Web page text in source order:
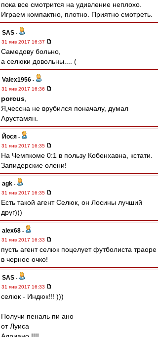
пока все смотрится на удивление неплохо.
Играем компактно, плотно. Приятно смотреть.
SAS -
31 янв 2017 16:37
Самедову больно,
а селюки довольны.... (
Valex1956 -
31 янв 2017 16:36
porcus
Я,чессна не врубился поначалу, думал
Арустамян.
Йося -
31 янв 2017 16:35
На Чемпкоме 0:1 в пользу Кобенхавна, кстати.
Запидерские олени!
agk -
31 янв 2017 16:35
Есть такой агент Селюк, он Лосины лучший
друг)))
alex68 -
31 янв 2017 16:33
пусть агент селюк поцелует футболиста траоре
в черное очко!
SAS -
31 янв 2017 16:33
селюк - Индюк!!! )))
Получи пеналь пи ано
от Луиса